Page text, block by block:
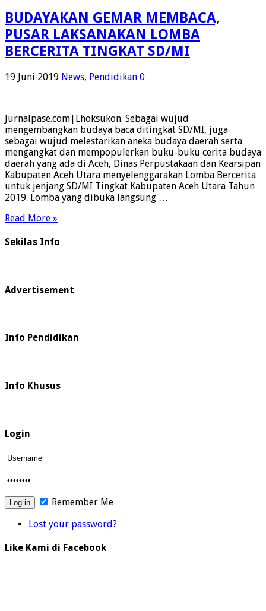
BUDAYAKAN GEMAR MEMBACA,
PUSAR LAKSANAKAN LOMBA
BERCERITA TINGKAT SD/MI
19 Juni 2019 News, Pendidikan 0
Jurnalpase.com|Lhoksukon. Sebagai wujud
mengembangkan budaya baca ditingkat SD/MI, juga
sebagai wujud melestarikan aneka budaya daerah serta
mengangkat dan mempopulerkan buku-buku cerita budaya
daerah yang ada di Aceh, Dinas Perpustakaan dan Kearsipan
Kabupaten Aceh Utara menyelenggarakan Lomba Bercerita
untuk jenjang SD/MI Tingkat Kabupaten Aceh Utara Tahun
2019. Lomba yang dibuka langsung …
Read More »
Sekilas Info
Advertisement
Info Pendidikan
Info Khusus
Login
Remember Me
Lost your password?
Like Kami di Facebook